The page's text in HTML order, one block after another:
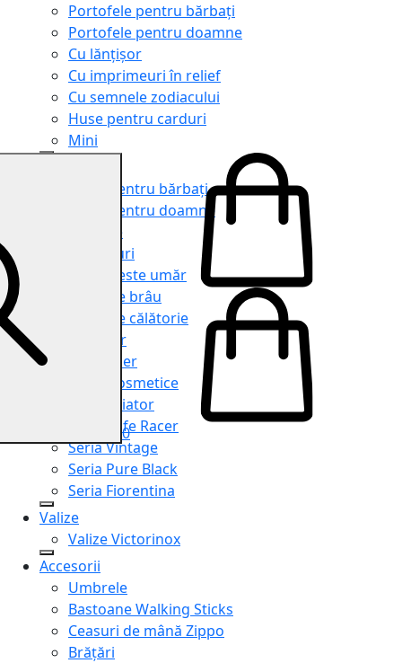
Portofele pentru bărbați
Portofele pentru doamne
Cu lănțișor
Cu imprimeuri în relief
Cu semnele zodiacului
Huse pentru carduri
Mini
Genți pentru bărbați
Genți pentru doamne
Serviete
Rucsacuri
Genți peste umăr
Genți de brâu
Genți de călătorie
Shopper
Organiser
Truse cosmetice
Seria Aviator
Seria Cafe Racer
Seria Vintage
Seria Pure Black
Seria Fiorentina
Valize
Valize Victorinox
Accesorii
Umbrele
Bastoane Walking Sticks
Ceasuri de mână Zippo
Brățări
0